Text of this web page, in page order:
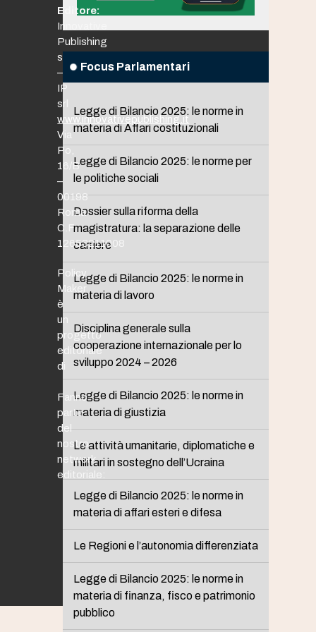
Focus Parlamentari
Legge di Bilancio 2025: le norme in
materia di Affari costituzionali
Legge di Bilancio 2025: le norme per
le politiche sociali
Dossier sulla riforma della
magistratura: la separazione delle
carriere
Legge di Bilancio 2025: le norme in
materia di lavoro
Disciplina generale sulla
cooperazione internazionale per lo
sviluppo 2024 – 2026
Legge di Bilancio 2025: le norme in
materia di giustizia
Le attività umanitarie, diplomatiche e
militari in sostegno dell’Ucraina
Legge di Bilancio 2025: le norme in
materia di affari esteri e difesa
Le Regioni e l’autonomia differenziata
Legge di Bilancio 2025: le norme in
materia di finanza, fisco e patrimonio
pubblico
Editore:
Innovative
Publishing
srl
–
IP
srl
www.innovativepublishing.it
Via
Po,
16/B
–
00198
Roma
C.F.
12653211008
Policy
Maker
è
un
progetto
editoriale
di
Fanno
parte
del
nostro
network
editoriale: